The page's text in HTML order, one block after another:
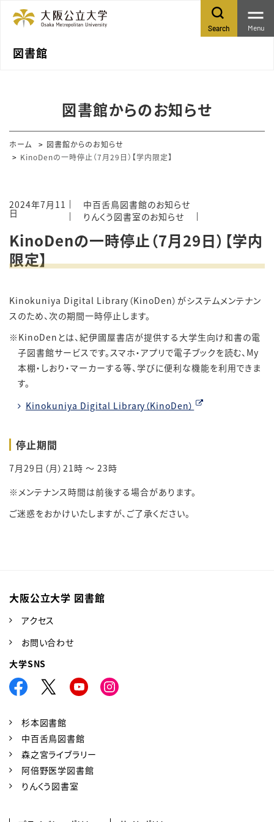
図書館
Search Menu
図書館からのお知らせ
ホーム
図書館からのお知らせ
KinoDenの一時停止（7月29日）【学内限定】
2024年7月11
日
中百舌鳥図書館のお知らせ
りんくう図書室のお知らせ
KinoDenの一時停止（7月29日）【学内
限定】
Kinokuniya Digital Library（KinoDen）がシステムメンテナン
スのため、次の期間一時停止します。
KinoDenとは、紀伊國屋書店が提供する大学生向け和書の電
子図書館サービスです。スマホ・アプリで電子ブックを読む、My
本棚・しおり・マーカーする等、学びに便利な機能を利用できま
す。
Kinokuniya Digital Library（KinoDen）
停止期間
7月29日（月）21時 ～ 23時
メンテナンス時間は前後する場合があります。
ご迷惑をおかけいたしますが、ご了承ください。
大阪公立大学 図書館
アクセス
お問い合わせ
大学SNS
杉本図書館
中百舌鳥図書館
森之宮ライブラリー
阿倍野医学図書館
りんくう図書室